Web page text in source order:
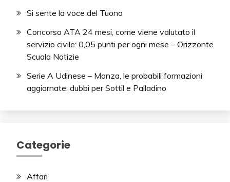
Si sente la voce del Tuono
Concorso ATA 24 mesi, come viene valutato il
servizio civile: 0,05 punti per ogni mese – Orizzonte
Scuola Notizie
Serie A Udinese – Monza, le probabili formazioni
aggiornate: dubbi per Sottil e Palladino
Categorie
Affari